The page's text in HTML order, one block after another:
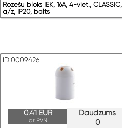
Rozešu bloks IEK, 16A, 4-viet., CLASSIC,
a/z, IP20, balts
ID:0009426
Daudzums
0
0.41 EUR
ar PVN